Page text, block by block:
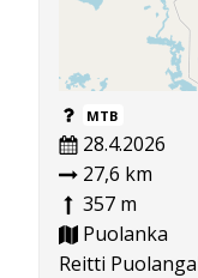
MTB
28.4.2026
27,6 km
357 m
Puolanka
Reitti